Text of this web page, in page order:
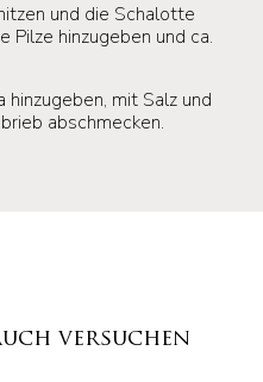
und die Schalotte
Pilze hinzugeben und ca.
mit Salz und
abschmecken.
versuchen